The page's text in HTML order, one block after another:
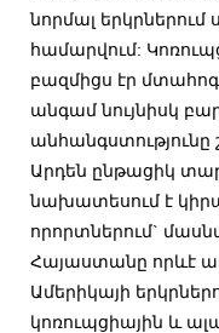
նորմալ
համարվում:
բազմիցս էր
անգամ նույնիսկ
անհանգստությունը
Արդեն ընթացիկ
նախատեսում է
որորտներում`
Հայաստանը որևէ
Ամերիկայի
կոռուպցիային և